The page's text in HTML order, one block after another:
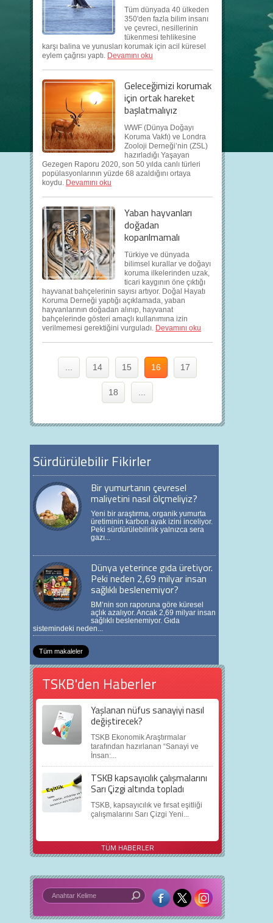
Tüm dünyada 40 ülkeden
350'den fazla bilim insanı
ve çevreci, nesillerinin
tükenmesi tehlikesine
karşı balina ve yunusları korumak için acil küresel
eylem çağrısı yaptı. Devamını oku
Geleceğimizi korumak
için ortak hareket
başlatmalıyız
WWF (Dünya Doğayı
Koruma Vakfı) ve Londra
Zooloji Derneği’nin (ZSL)
hazırladığı Yaşayan
Gezegen Raporu 2020, son 50 yılda canlı türleri
popülasyonlarının yüzde 68 azaldığını ortaya
koydu. Devamını oku
Yaban hayvanları
doğadan
koparılmamalı
Türkiye ve dünyada
bilimsel kurallar ve doğayı
koruma ilkelerinden uzak,
ticari kaygının öne çıktığı
hayvanat bahçelerinin sayısı artıyor. Doğal Hayatı
Koruma Derneği yaptığı açıklamada, yaban
hayvanlarının doğadan alınıp, hayvanat
bahçelerinde gösteri amaçlı kullanımına izin
verilmemesi gerektiğini vurguladı. Devamını oku
14 15 16 17
18
Sürdürülebilir Fikirler
Bir yumurtanın çevresel
maliyetini nasıl ölçmeliyiz?
Yeni bir araştırma, organik yumurta
üretiminin karbon ayak izini inceliyor.
Peki sürdürülebilirlik yalnızca sera
gazı...
Dünya yeterince gıda üretiyor.
Peki neden 2,69 milyar insan
sağlıklı beslenemiyor?
BM’nin son raporuna göre küresel
açlık azalıyor. Ancak 2,69 milyar insan
sağlıklı beslenemiyor. Gıda
sistemindeki neden...
Tüm makaleler
TSKB'den Haberler
Yaşlanan nüfus sanayiyi nasıl
değiştirecek?
TSKB Ekonomik Araştırmalar
tarafından hazırlanan “Sanayi ve
İnsan:...
TSKB kapsayıcılık çalışmalarını
Sarı Çizgi altında topladı
TSKB, kapsayıcılık ve fırsat eşitliği
çalışmalarını Sarı Çizgi Yeni...
TÜM HABERLER